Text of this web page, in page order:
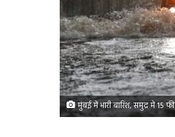
मुंबई में भारी बारिश, समुद्र में 15